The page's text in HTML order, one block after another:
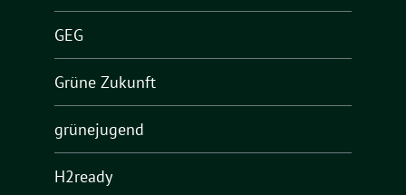
GEG
Grüne Zukunft
grünejugend
H2ready